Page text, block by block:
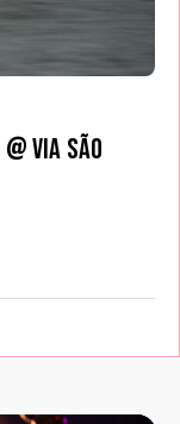
Via São